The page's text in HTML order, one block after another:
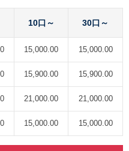
10口～ 30口～
15,000.00 15,000.00
15,900.00 15,900.00
21,000.00 21,000.00
15,000.00 15,000.00